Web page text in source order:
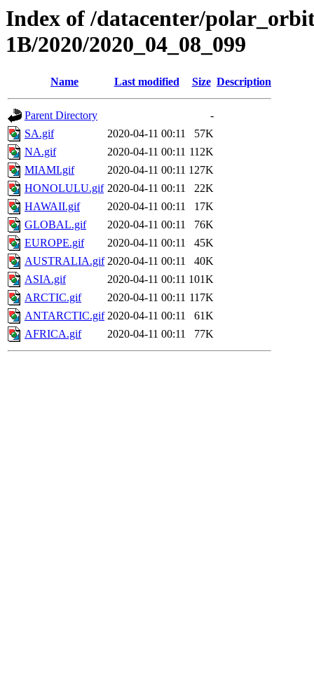
Index of /datacenter/
1B/2020/2020_04_08_099
Name Last modified Size Description
Parent Directory
-
SA.gif
2020-04-11 00:11
57K
NA.gif
2020-04-11 00:11 112K
MIAMI.gif
2020-04-11 00:11 127K
HONOLULU.gif 2020-04-11 00:11
22K
HAWAII.gif
2020-04-11 00:11
17K
GLOBAL.gif
2020-04-11 00:11
76K
EUROPE.gif
2020-04-11 00:11
45K
AUSTRALIA.gif 2020-04-11 00:11
40K
ASIA.gif
2020-04-11 00:11 101K
ARCTIC.gif
2020-04-11 00:11 117K
ANTARCTIC.gif 2020-04-11 00:11
61K
AFRICA.gif
2020-04-11 00:11 77K